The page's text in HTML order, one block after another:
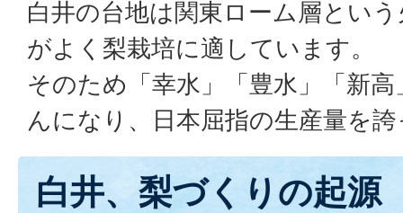
白井の台地は関東ローム層とい
がよく梨栽培に適しています。
そのため「幸水」「豊水」「新
んになり、日本屈指の生産量を
白井、梨づくりの起源